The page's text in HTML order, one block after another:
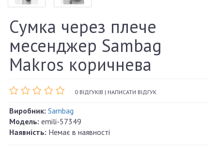
Сумка через плече
месенджер Sambag
Makros коричнева
0 ВІДГУКІВ | НАПИСАТИ ВІДГУК
Виробник: Sambag
Модель: emili-57349
Наявність: Немає в наявності